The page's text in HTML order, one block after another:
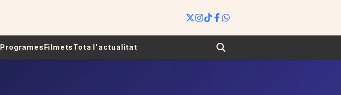
ProgramesFilmetsTota l'actualitat Search